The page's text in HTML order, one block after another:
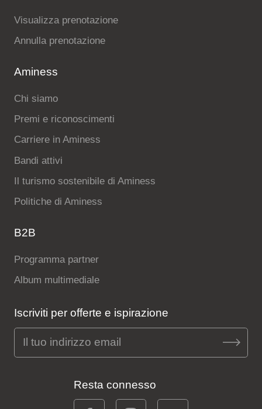
Visualizza prenotazione
Annulla prenotazione
Aminess
Chi siamo
Premi e riconoscimenti
Carriere in Aminess
Bandi attivi
Il turismo sostenibile di Aminess
Politiche di Aminess
B2B
Programma partner
Album multimediale
Iscriviti per offerte e ispirazione
Resta connesso